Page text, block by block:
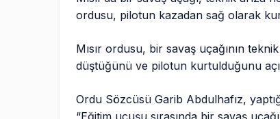
ordusu, pilotun kazadan sağ olarak
Mısır ordusu, bir savaş uçağının
düştüğünü ve pilotun kurtulduğunu
Ordu Sözcüsü Garib Abdulhafız,